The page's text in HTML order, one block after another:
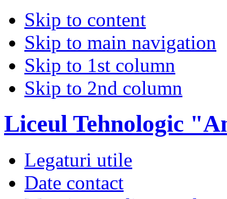
Skip to content
Skip to main navigation
Skip to 1st column
Skip to 2nd column
Liceul Tehnologic
Legaturi utile
Date contact